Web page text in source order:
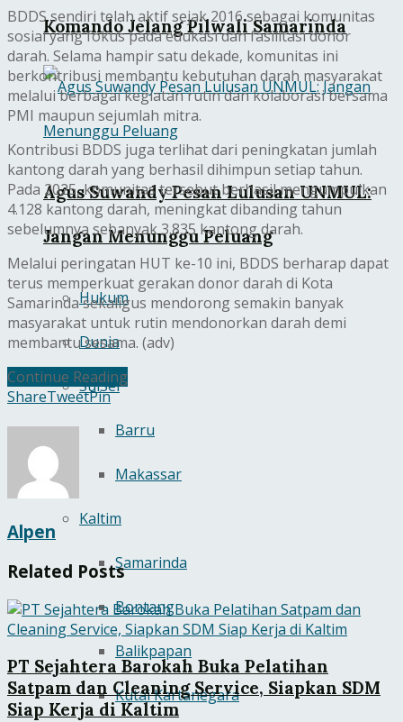
Komando Jelang Pilwali Samarinda
Agus Suwandy Pesan Lulusan UNMUL:
Jangan Menunggu Peluang
Hukum
Dunia
SulSel
Barru
Makassar
Kaltim
Samarinda
Bontang
Balikpapan
Kutai Kartanegara
BDDS sendiri telah aktif sejak 2016 sebagai komunitas
sosial yang fokus pada edukasi dan fasilitasi donor
darah. Selama hampir satu dekade, komunitas ini
berkontribusi membantu kebutuhan darah masyarakat
melalui berbagai kegiatan rutin dan kolaborasi bersama
PMI maupun sejumlah mitra.
Kontribusi BDDS juga terlihat dari peningkatan jumlah
kantong darah yang berhasil dihimpun setiap tahun.
Pada 2025, komunitas tersebut berhasil mengumpulkan
4.128 kantong darah, meningkat dibanding tahun
sebelumnya sebanyak 3.835 kantong darah.
Melalui peringatan HUT ke-10 ini, BDDS berharap dapat
terus memperkuat gerakan donor darah di Kota
Samarinda sekaligus mendorong semakin banyak
masyarakat untuk rutin mendonorkan darah demi
membantu sesama. (adv)
Continue Reading
ShareTweetPin
Alpen
Related Posts
PT Sejahtera Barokah Buka Pelatihan
Satpam dan Cleaning Service, Siapkan SDM
Siap Kerja di Kaltim